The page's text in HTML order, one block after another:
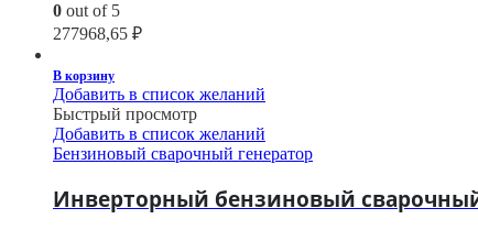
0 out of 5
277968,65 ₽
В корзину
Добавить в список желаний
Быстрый просмотр
Добавить в список желаний
Бензиновый сварочный генератор
Инверторный бензиновый сварочный